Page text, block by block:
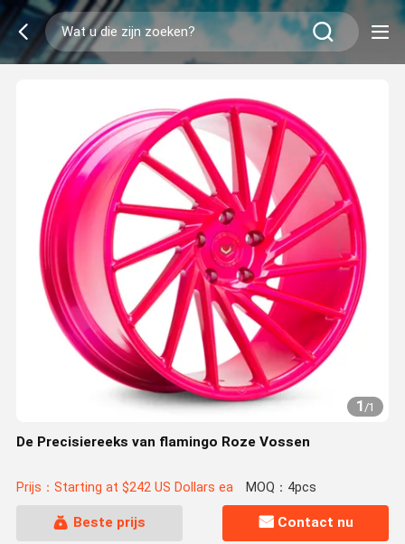
1/1
De Precisiereeks van flamingo Roze Vossen
Prijs：Starting at $242 US Dollars ea MOQ：4pcs
Beste prijs Contact nu